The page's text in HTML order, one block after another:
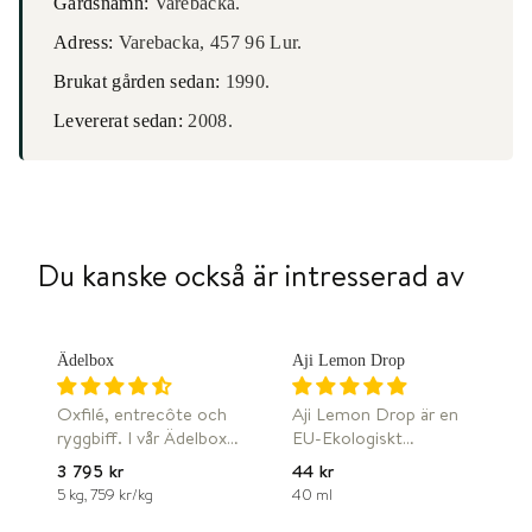
Adress: Varebacka, 457 96 Lur.
Brukat gården sedan: 1990.
Levererat sedan: 2008.
Du kanske också är intresserad av
FRI FRAKT
W
Ädelbox
Oxfilé, entrecôte och
ryggbiff. I vår Ädelbox
har vi lagt de möraste
detaljerna av vårt
gräsuppfödda nötkött.
3 795 kr
5 kg, 759 kr/kg
W
Aji Lemon Drop
Aji Lemon Drop är en
EU-Ekologiskt
certifierad chilisås som
innehåller 2 sorters
44 kr
40 ml
W